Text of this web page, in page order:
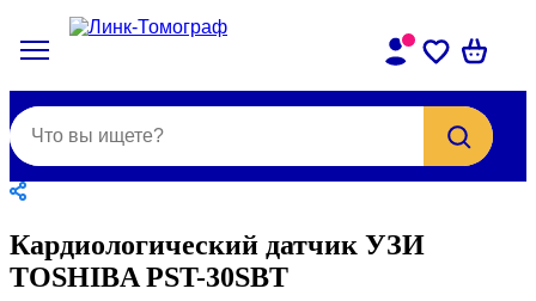
Кардиологический датчик УЗИ
TOSHIBA PST-30SBT